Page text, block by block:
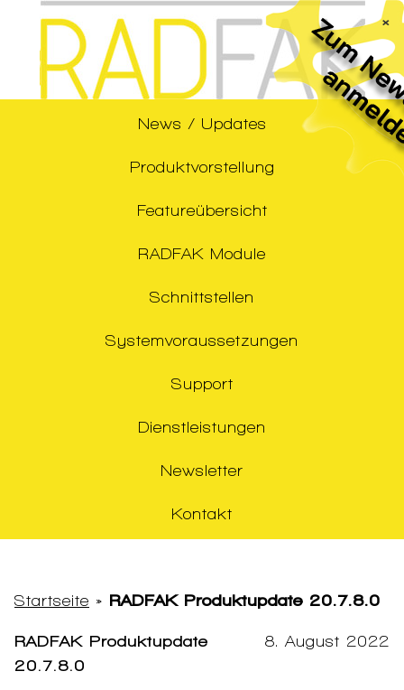
×
News / Updates
Produktvorstellung
Featureübersicht
RADFAK Module
Schnittstellen
Systemvoraussetzungen
Support
Dienstleistungen
Newsletter
Kontakt
Startseite » RADFAK Produktupdate 20.7.8.0
8. August 2022
RADFAK Produktupdate
20.7.8.0